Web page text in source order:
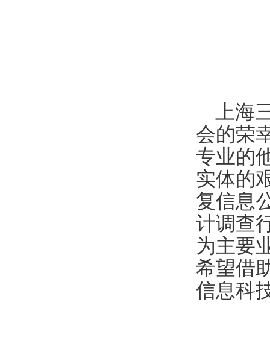
上海
会的荣
专业的
实体的
复信息
计调查
为主要
希望借
信息科